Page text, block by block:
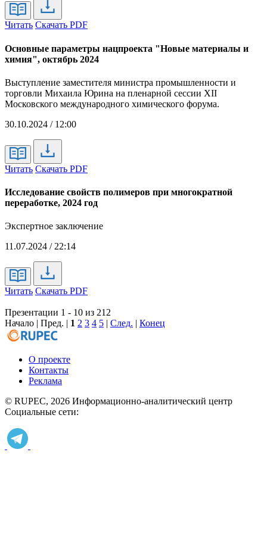
Читать Скачать PDF
Основные параметры нацпроекта "Новые материалы и
химия", октябрь 2024
Выступление заместителя министра промышленности и
торговли Михаила Юрина на пленарной сессии XII
Московского международного химического форума.
30.10.2024 / 12:00
Читать Скачать PDF
Исследование свойств полимеров при многократной
переработке, 2024 год
Экспертное заключение
11.07.2024 / 22:14
Читать Скачать PDF
Презентации 1 - 10 из 212
Начало | Пред. | 1 2 3 4 5 | След. | Конец
О проекте
Контакты
Реклама
© RUPEC, 2026 Информационно-аналитический центр
Социальные сети: